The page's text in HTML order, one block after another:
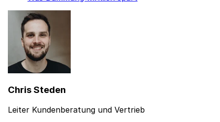
Chris Steden
Leiter Kundenberatung und Vertrieb